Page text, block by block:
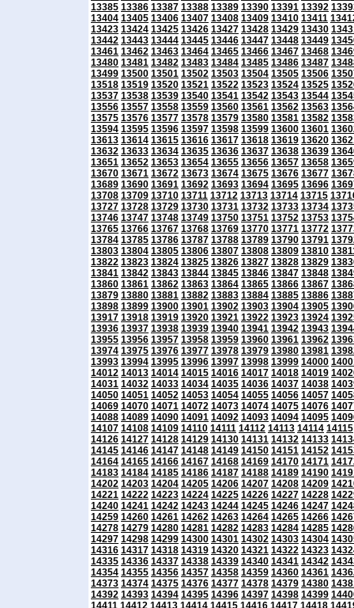
13385 13386 13387 13388 13389 13390 13391 13392
13404 13405 13406 13407 13408 13409 13410 13411
13423 13424 13425 13426 13427 13428 13429 13430
13442 13443 13444 13445 13446 13447 13448 13449
13461 13462 13463 13464 13465 13466 13467 13468
13480 13481 13482 13483 13484 13485 13486 13487
13499 13500 13501 13502 13503 13504 13505 13506
13518 13519 13520 13521 13522 13523 13524 13525
13537 13538 13539 13540 13541 13542 13543 13544
13556 13557 13558 13559 13560 13561 13562 13563
13575 13576 13577 13578 13579 13580 13581 13582
13594 13595 13596 13597 13598 13599 13600 13601
13613 13614 13615 13616 13617 13618 13619 13620
13632 13633 13634 13635 13636 13637 13638 13639
13651 13652 13653 13654 13655 13656 13657 13658
13670 13671 13672 13673 13674 13675 13676 13677
13689 13690 13691 13692 13693 13694 13695 13696
13708 13709 13710 13711 13712 13713 13714 13715
13727 13728 13729 13730 13731 13732 13733 13734
13746 13747 13748 13749 13750 13751 13752 13753
13765 13766 13767 13768 13769 13770 13771 13772
13784 13785 13786 13787 13788 13789 13790 13791
13803 13804 13805 13806 13807 13808 13809 13810
13822 13823 13824 13825 13826 13827 13828 13829
13841 13842 13843 13844 13845 13846 13847 13848
13860 13861 13862 13863 13864 13865 13866 13867
13879 13880 13881 13882 13883 13884 13885 13886
13898 13899 13900 13901 13902 13903 13904 13905
13917 13918 13919 13920 13921 13922 13923 13924
13936 13937 13938 13939 13940 13941 13942 13943
13955 13956 13957 13958 13959 13960 13961 13962
13974 13975 13976 13977 13978 13979 13980 13981
13993 13994 13995 13996 13997 13998 13999 14000
14012 14013 14014 14015 14016 14017 14018 14019
14031 14032 14033 14034 14035 14036 14037 14038
14050 14051 14052 14053 14054 14055 14056 14057
14069 14070 14071 14072 14073 14074 14075 14076
14088 14089 14090 14091 14092 14093 14094 14095
14107 14108 14109 14110 14111 14112 14113 14114 14115
14126 14127 14128 14129 14130 14131 14132 14133
14145 14146 14147 14148 14149 14150 14151 14152
14164 14165 14166 14167 14168 14169 14170 14171
14183 14184 14185 14186 14187 14188 14189 14190
14202 14203 14204 14205 14206 14207 14208 14209
14221 14222 14223 14224 14225 14226 14227 14228
14240 14241 14242 14243 14244 14245 14246 14247
14259 14260 14261 14262 14263 14264 14265 14266
14278 14279 14280 14281 14282 14283 14284 14285
14297 14298 14299 14300 14301 14302 14303 14304
14316 14317 14318 14319 14320 14321 14322 14323
14335 14336 14337 14338 14339 14340 14341 14342
14354 14355 14356 14357 14358 14359 14360 14361
14373 14374 14375 14376 14377 14378 14379 14380
14392 14393 14394 14395 14396 14397 14398 14399
14411 14412 14413 14414 14415 14416 14417 14418